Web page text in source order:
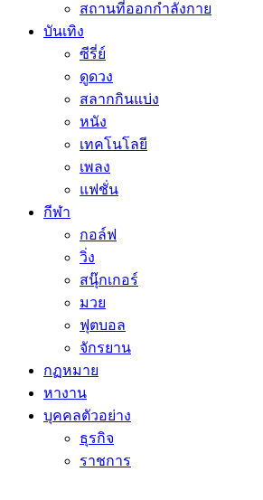
สถานที่ออกกำลังกาย
บันเทิง
ซีรี่ย์
ดูดวง
สลากกินแบ่ง
หนัง
เทคโนโลยี
เพลง
แฟชั่น
กีฬา
กอล์ฟ
วิ่ง
สนุ๊กเกอร์
มวย
ฟุตบอล
จักรยาน
กฏหมาย
หางาน
บุคคลตัวอย่าง
ธุรกิจ
ราชการ